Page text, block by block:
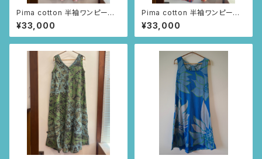
Pima cotton 半袖ワンピー
ス (アイボリー/お花とちょうち
ょ柄)
¥33,000
Pima cotton 半袖ワンピー
ス (レッド/ニャンドゥティ柄)
¥33,000